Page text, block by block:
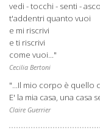
vedi - tocchi - senti -
t'addentri quanto vuoi
e mi riscrivi
e ti riscrivi
come vuoi..."
Cecilia Bertoni
"...Il mio corpo è quello
E' la mia casa, una casa
Claire Guerrier